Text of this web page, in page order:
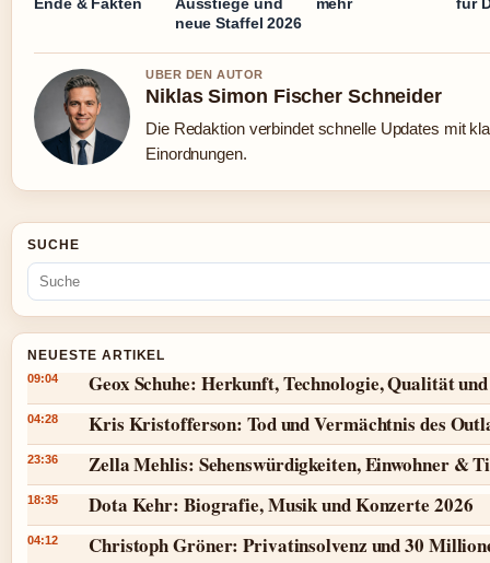
neue Staffel 2026
UBER DEN AUTOR
Niklas Simon Fischer Schneider
Die Redaktion verbindet schnelle Updates mit
Einordnungen.
SUCHE
NEUESTE ARTIKEL
09:04 Geox Schuhe: Herkunft, Technologie, Qualität
04:28 Kris Kristofferson: Tod und Vermächtnis des
23:36 Zella Mehlis: Sehenswürdigkeiten, Einwohner &
18:35 Dota Kehr: Biografie, Musik und Konzerte 2026
04:12 Christoph Gröner: Privatinsolvenz und 30